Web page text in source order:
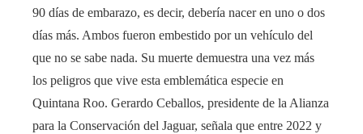
90 días de embarazo, es decir, debería nacer en uno o dos
días más. Ambos fueron embestido por un vehículo del
que no se sabe nada. Su muerte demuestra una vez más
los peligros que vive esta emblemática especie en
Quintana Roo. Gerardo Ceballos, presidente de la Alianza
para la Conservación del Jaguar, señala que entre 2022 y